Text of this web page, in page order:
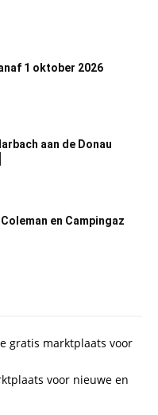
1 oktober 2026
aan de Donau
en Campingaz
gratis marktplaats voor
voor nieuwe en